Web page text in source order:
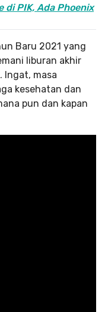
di PIK, Ada Phoenix
Baru 2021 yang
liburan akhir
Ingat, masa
kesehatan dan
pun dan kapan